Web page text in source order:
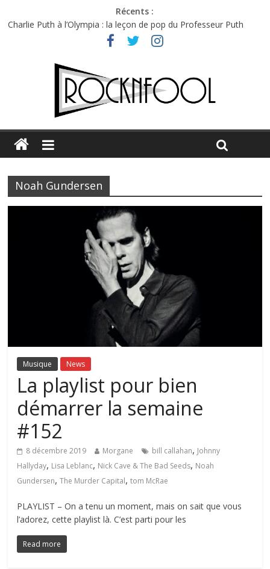
Récents :
Charlie Puth à l’Olympia : la leçon de pop du Professeur Puth
Festival Triptyque : un nouveau festival de musique indépendant
Hellfest 2026 vendredi : température et émotions en hausse
Hellfest 2026 jeudi : impossible de choisir entre chaleur et bonne
Première édition du Midgard Festival : entre bière, métal et
Noah Gundersen
Musique News
La playlist pour bien
démarrer la semaine
#152
8 décembre 2019 Morgane bill callahan, Johnny
Hallyday, Lisa Leblanc, Nick Cave & The Bad Seeds, Noah
Gundersen,The Murder Capital,tom McRae
PLAYLIST – On a tenu un moment, mais on sait que vous
l’adorez, cette playlist là. C’est parti pour les
Read more